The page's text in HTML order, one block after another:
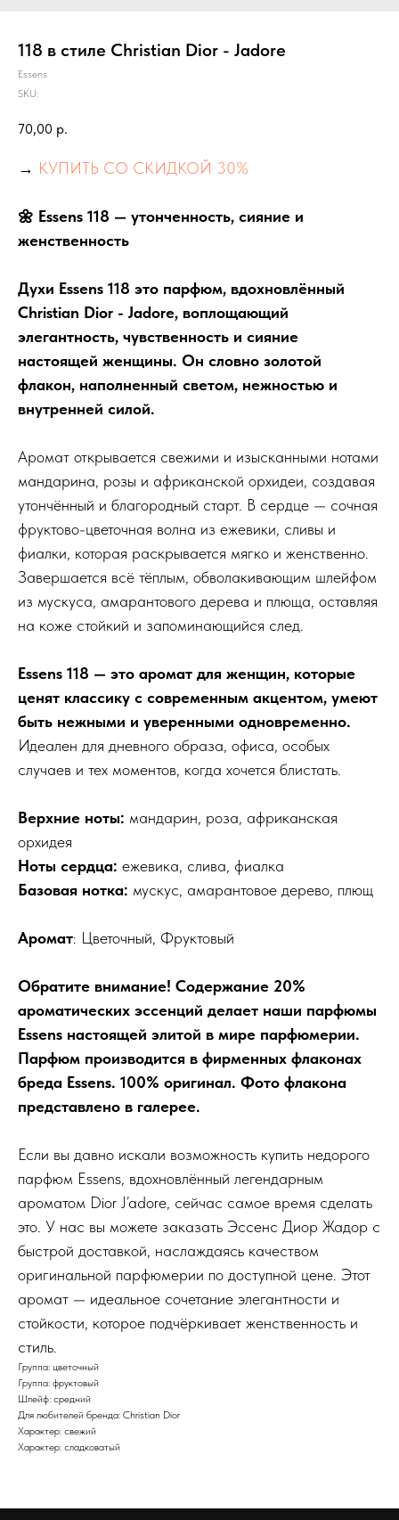
118 в стиле Christian Dior - Jadore
Essens
SKU:
70,00 р.
→ КУПИТЬ СО СКИДКОЙ 30%
🌼 Essens 118 — утонченность, сияние и
женственность
Духи Essens 118 это парфюм, вдохновлённый
Christian Dior - Jadore, воплощающий
элегантность, чувственность и сияние
настоящей женщины. Он словно золотой
флакон, наполненный светом, нежностью и
внутренней силой.
Аромат открывается свежими и изысканными нотами
мандарина, розы и африканской орхидеи, создавая
утончённый и благородный старт. В сердце — сочная
фруктово-цветочная волна из ежевики, сливы и
фиалки, которая раскрывается мягко и женственно.
Завершается всё тёплым, обволакивающим шлейфом
из мускуса, амарантового дерева и плюща, оставляя
на коже стойкий и запоминающийся след.
Essens 118 — это аромат для женщин, которые
ценят классику с современным акцентом, умеют
быть нежными и уверенными одновременно.
Идеален для дневного образа, офиса, особых
случаев и тех моментов, когда хочется блистать.
Верхние ноты: мандарин, роза, африканская
орхидея
Ноты сердца: ежевика, слива, фиалка
Базовая нотка: мускус, амарантовое дерево, плющ
Аромат: Цветочный, Фруктовый
Обратите внимание! Содержание 20%
ароматических эссенций делает наши парфюмы
Essens настоящей элитой в мире парфюмерии.
Парфюм производится в фирменных флаконах
бреда Essens. 100% оригинал. Фото флакона
представлено в галерее.
Если вы давно искали возможность купить недорого
парфюм Essens, вдохновлённый легендарным
ароматом Dior J’adore, сейчас самое время сделать
это. У нас вы можете заказать Эссенс Диор Жадор с
быстрой доставкой, наслаждаясь качеством
оригинальной парфюмерии по доступной цене. Этот
аромат — идеальное сочетание элегантности и
стойкости, которое подчёркивает женственность и
стиль.
Группа: цветочный
Группа: фруктовый
Шлейф: средний
Для любителей бренда: Christian Dior
Характер: свежий
Характер: сладковатый